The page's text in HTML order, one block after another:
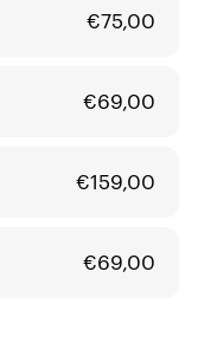
€75,00
€69,00
€159,00
€69,00